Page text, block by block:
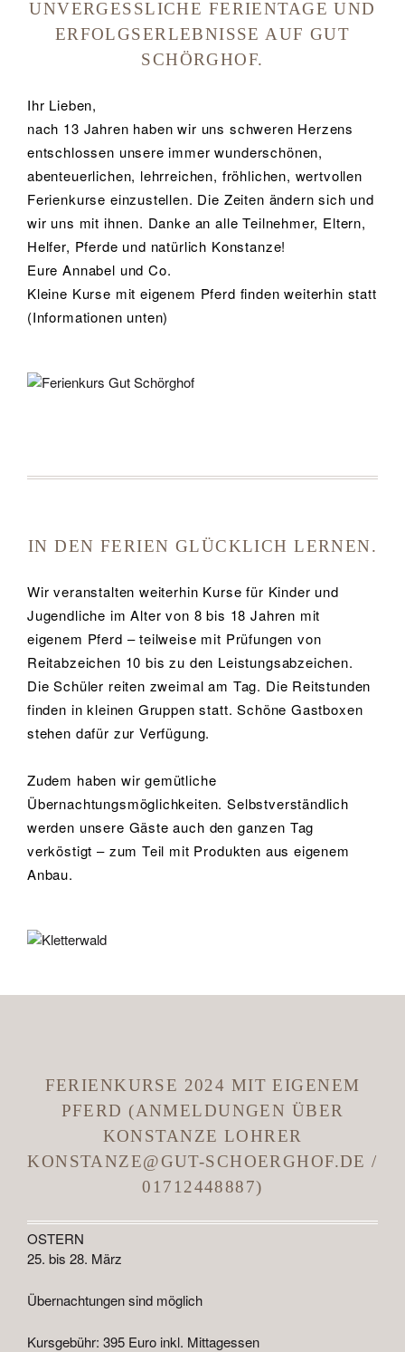
UNVERGESSLICHE FERIENTAGE UND
ERFOLGSERLEBNISSE AUF GUT
SCHÖRGHOF.
Ihr Lieben,
nach 13 Jahren haben wir uns schweren Herzens
entschlossen unsere immer wunderschönen,
abenteuerlichen, lehrreichen, fröhlichen, wertvollen
Ferienkurse einzustellen. Die Zeiten ändern sich und
wir uns mit ihnen. Danke an alle Teilnehmer, Eltern,
Helfer, Pferde und natürlich Konstanze!
Eure Annabel und Co.
Kleine Kurse mit eigenem Pferd finden weiterhin statt
(Informationen unten)
IN DEN FERIEN GLÜCKLICH LERNEN.
Wir veranstalten weiterhin Kurse für Kinder und
Jugendliche im Alter von 8 bis 18 Jahren mit
eigenem Pferd – teilweise mit Prüfungen von
Reitabzeichen 10 bis zu den Leistungsabzeichen.
Die Schüler reiten zweimal am Tag. Die Reitstunden
finden in kleinen Gruppen statt. Schöne Gastboxen
stehen dafür zur Verfügung.
Zudem haben wir gemütliche
Übernachtungsmöglichkeiten. Selbstverständlich
werden unsere Gäste auch den ganzen Tag
verköstigt – zum Teil mit Produkten aus eigenem
Anbau.
FERIENKURSE 2024 MIT EIGENEM
PFERD (ANMELDUNGEN ÜBER
KONSTANZE LOHRER
KONSTANZE@GUT-SCHOERGHOF.DE /
01712448887)
OSTERN
25. bis 28. März
Übernachtungen sind möglich
Kursgebühr: 395 Euro inkl. Mittagessen